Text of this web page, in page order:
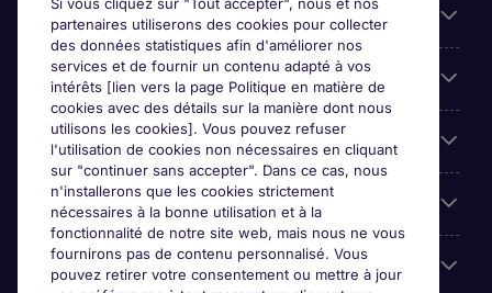
Parcourir nos offres
Cookie settings
Espace Entreprises
Qui Sommes-Nous ?
Accreditations
partenaires utiliserons des cookies pour collecter
des données statistiques afin d'améliorer nos
services et de fournir un contenu adapté à vos
intérêts [lien vers la page Politique en matière de
cookies avec des détails sur la manière dont nous
utilisons les cookies]. Vous pouvez refuser
l'utilisation de cookies non nécessaires en cliquant
sur "continuer sans accepter". Dans ce cas, nous
n'installerons que les cookies strictement
nécessaires à la bonne utilisation et à la
fonctionnalité de notre site web, mais nous ne vous
fournirons pas de contenu personnalisé. Vous
pouvez retirer votre consentement ou mettre à jour